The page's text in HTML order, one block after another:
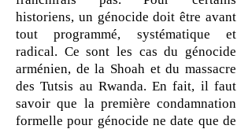
historiens, un génocide doit être avant
tout programmé, systématique et
radical. Ce sont les cas du génocide
arménien, de la Shoah et du massacre
des Tutsis au Rwanda. En fait, il faut
savoir que la première condamnation
formelle pour génocide ne date que de